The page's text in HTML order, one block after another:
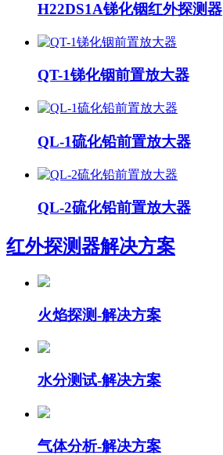
H22DS1A锑化铟红外探测器
QT-1锑化铟前置放大器
QL-1硫化铅前置放大器
QL-2硫化铅前置放大器
红外探测器解决方案
火焰探测-解决方案
水分测试-解决方案
气体分析-解决方案